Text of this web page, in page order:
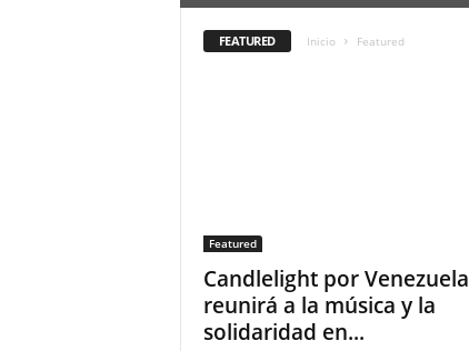
FEATURED Inicio Featured
Featured
Candlelight por Venezuela
reunirá a la música y la
solidaridad en...